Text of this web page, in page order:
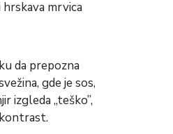
mrvica
da prepozna
gde je sos,
izgleda „teško”,
kontrast.